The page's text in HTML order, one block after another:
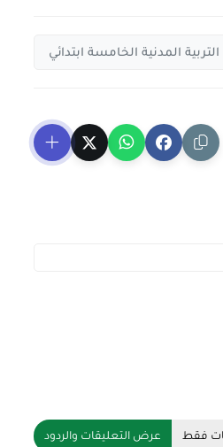
التربية المدنية الخامسة ابتدائي
فقط عرض التعليقات والردود